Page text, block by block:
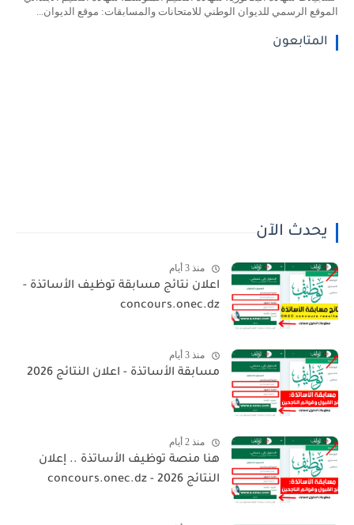
الموقع الرسمي للديوان الوطني للامتحانات والمسابقات: موقع الديوان...
المتابعون
يحدث الآن
منذ 3 أيام
اعلان نتائج مسابقة توظيف الأساتذة -
concours.onec.dz
منذ 3 أيام
مسابقة الأساتذة - اعلان النتائج 2026
منذ 2 أيام
هنا منصة توظيف الأساتذة .. إعلان
النتائج 2026 - concours.onec.dz